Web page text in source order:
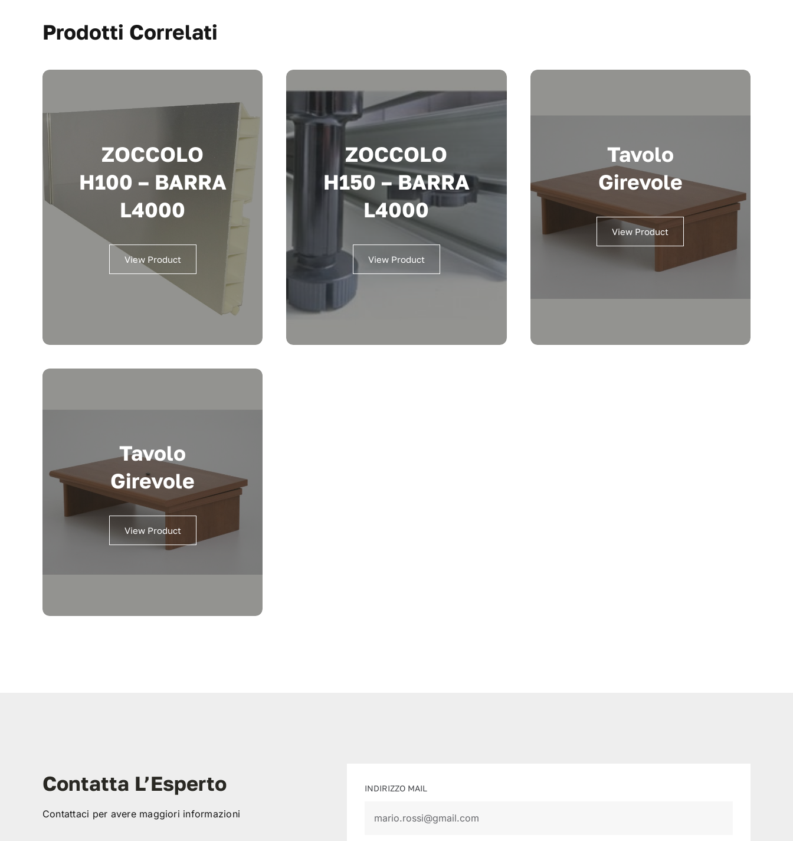
Prodotti Correlati
ZOCCOLO
H100 – BARRA
L4000
View Product
ZOCCOLO
H150 – BARRA
L4000
View Product
Tavolo
Girevole
View Product
Tavolo
Girevole
View Product
Contatta L’Esperto
Contattaci per avere maggiori informazioni
INDIRIZZO MAIL